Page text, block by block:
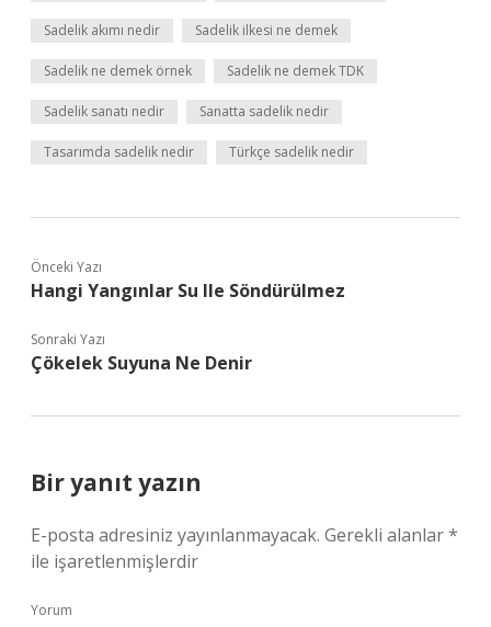
Sadelik akımı nedir Sadelik ilkesi ne demek
Sadelik ne demek örnek Sadelik ne demek TDK
Sadelik sanatı nedir Sanatta sadelik nedir
Tasarımda sadelik nedir Türkçe sadelik nedir
Önceki Yazı
Hangi Yangınlar Su Ile Söndürülmez
Sonraki Yazı
Çökelek Suyuna Ne Denir
Bir yanıt yazın
E-posta adresiniz yayınlanmayacak. Gerekli alanlar*
ile işaretlenmişlerdir
Yorum